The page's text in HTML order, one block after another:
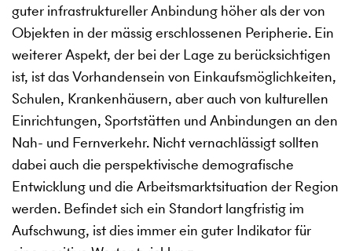
guter infrastruktureller Anbindung höher als der von
Objekten in der mässig erschlossenen Peripherie. Ein
weiterer Aspekt, der bei der Lage zu berücksichtigen
ist, ist das Vorhandensein von Einkaufsmöglichkeiten,
Schulen, Krankenhäusern, aber auch von kulturellen
Einrichtungen, Sportstätten und Anbindungen an den
Nah- und Fernverkehr. Nicht vernachlässigt sollten
dabei auch die perspektivische demografische
Entwicklung und die Arbeitsmarktsituation der Region
werden. Befindet sich ein Standort langfristig im
Aufschwung, ist dies immer ein guter Indikator für